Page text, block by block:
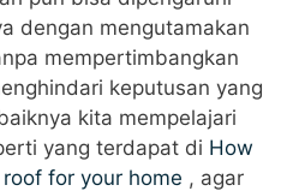
dengan mengutamakan
mempertimbangkan
keputusan yang
kita mempelajari
yang terdapat di How
for your home , agar